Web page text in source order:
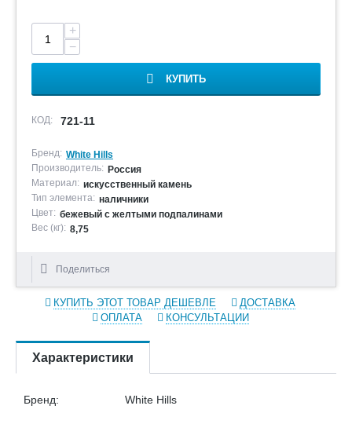
+
−
КУПИТЬ
КОД: 721-11
Бренд: White Hills
Производитель: Россия
Материал: искусственный камень
Тип элемента: наличники
Цвет: бежевый с желтыми подпалинами
Вес (кг): 8,75
Поделиться
КУПИТЬ ЭТОТ ТОВАР ДЕШЕВЛЕ
ДОСТАВКА
ОПЛАТА
КОНСУЛЬТАЦИИ
Характеристики
Бренд: White Hills